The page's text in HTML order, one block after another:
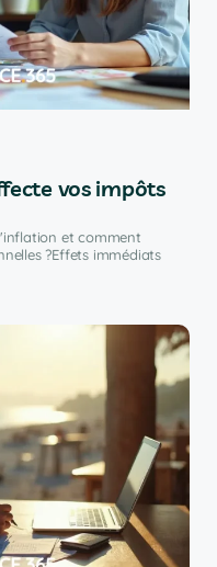
vos impôts
et comment
?Effets immédiats